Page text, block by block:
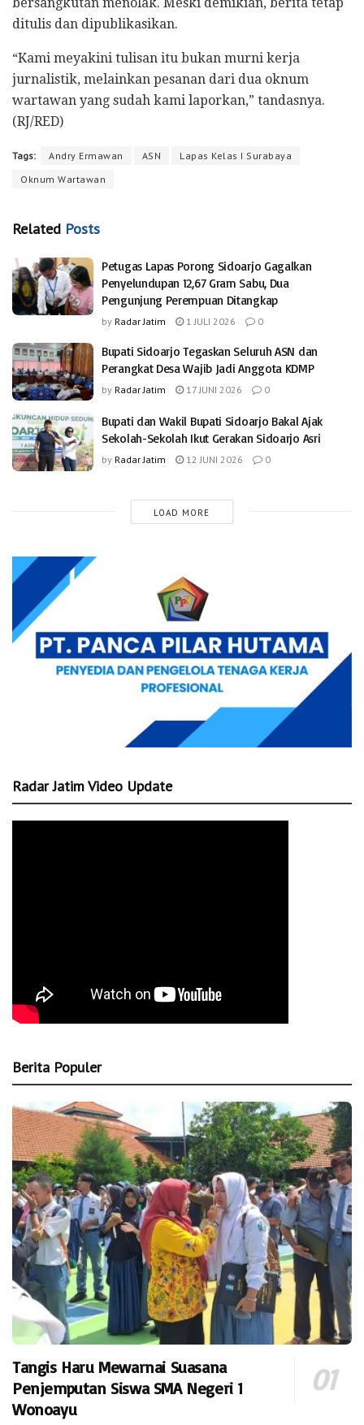
ditulis dan dipublikasikan.
“Kami meyakini tulisan itu bukan murni kerja
jurnalistik, melainkan pesanan dari dua oknum
wartawan yang sudah kami laporkan,” tandasnya.
(RJ/RED)
Tags: Andry Ermawan ASN
Lapas Kelas I Surabaya
Oknum Wartawan
Related Posts
Petugas Lapas Porong Sidoarjo Gagalkan
Penyelundupan 12,67 Gram Sabu, Dua
Pengunjung Perempuan Ditangkap
by Radar Jatim 1 JULI 2026 0
Bupati Sidoarjo Tegaskan Seluruh ASN dan
Perangkat Desa Wajib Jadi Anggota KDMP
by Radar Jatim 17 JUNI 2026 0
Bupati dan Wakil Bupati Sidoarjo Bakal Ajak
Sekolah-Sekolah Ikut Gerakan Sidoarjo Asri
by Radar Jatim 12 JUNI 2026 0
LOAD MORE
Radar Jatim Video Update
Berita Populer
Tangis Haru Mewarnai Suasana
Penjemputan Siswa SMA Negeri 1
Wonoayu